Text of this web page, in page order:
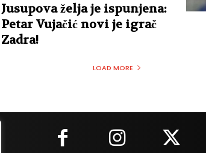
Jusupova želja je ispunjena:
Petar Vujačić novi je igrač
Zadra!
LOAD MORE